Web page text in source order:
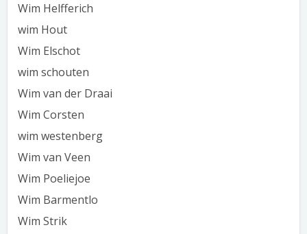
Wim Helfferich
wim Hout
Wim Elschot
wim schouten
Wim van der Draai
Wim Corsten
wim westenberg
Wim van Veen
Wim Poeliejoe
Wim Barmentlo
Wim Strik